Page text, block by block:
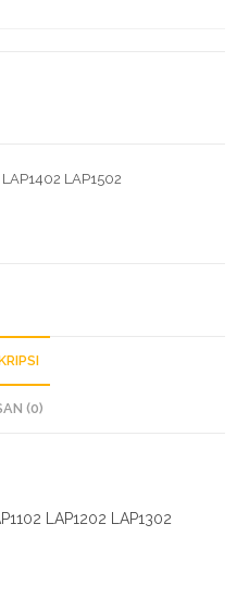
LAP1502
(0)
LAP1202 LAP1302